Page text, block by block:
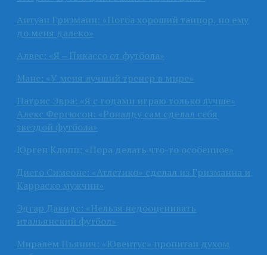
Антуан Гризманн: «Погба хороший танцор, но ему
до меня далеко»
Алвес: «Я – Пикассо от футбола»
Мане: «У меня лучший тренер в мире»
Патрис Эвра: «Я с годами играю только лучше»
Алекс Фергюсон: «Роналду сам сделал себя
звездой футбола»
Юрген Клопп: «Пора делать что-то особенное»
Диего Симеоне: «Атлетико» сделал из Гризманна и
Карраско мужчин»
Эдгар Давидс: «Нельзя недооценивать
итальянский футбол»
Миралем Пьянич: «Ювентус» пропитан духом